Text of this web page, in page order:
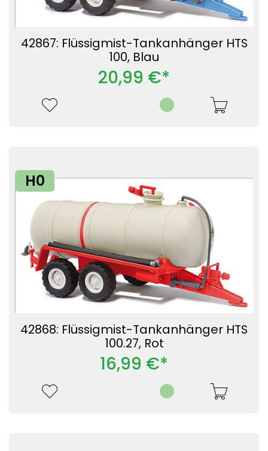
42867: Flüssigmist-Tankanhänger HTS
100, Blau
20,99 €*
H0
42868: Flüssigmist-Tankanhänger HTS
100.27, Rot
16,99 €*